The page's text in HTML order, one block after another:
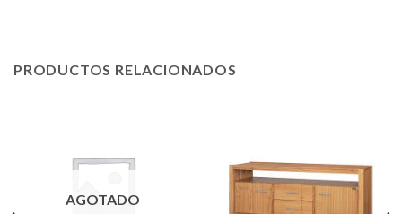
PRODUCTOS RELACIONADOS
AGOTADO